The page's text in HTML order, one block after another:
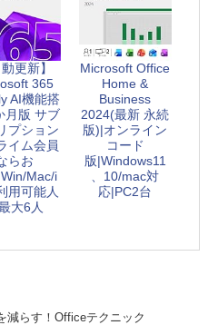
動更新】
365
AI機能搭
月版 サブ
プション
イム会員
らお
Mac/i
用可能人
大6人
Microsoft Office
Home &
Business
2024(最新 永続
版)|オンライン
コード
版|Windows11
、10/mac対
応|PC2台
減らす！Officeテクニック